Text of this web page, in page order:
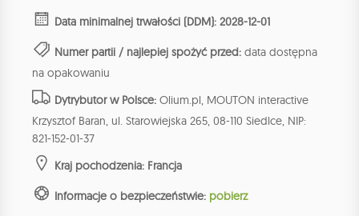
Data minimalnej trwałości (DDM): 2028-12-01
Numer partii / najlepiej spożyć przed: data dostępna
na opakowaniu
Dytrybutor w Polsce: Olium.pl, MOUTON interactive
Krzysztof Baran, ul. Starowiejska 265, 08-110 Siedlce, NIP:
821-152-01-37
Kraj pochodzenia: Francja
Informacje o bezpieczeństwie: pobierz